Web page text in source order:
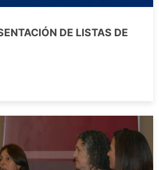
DE LISTAS DE